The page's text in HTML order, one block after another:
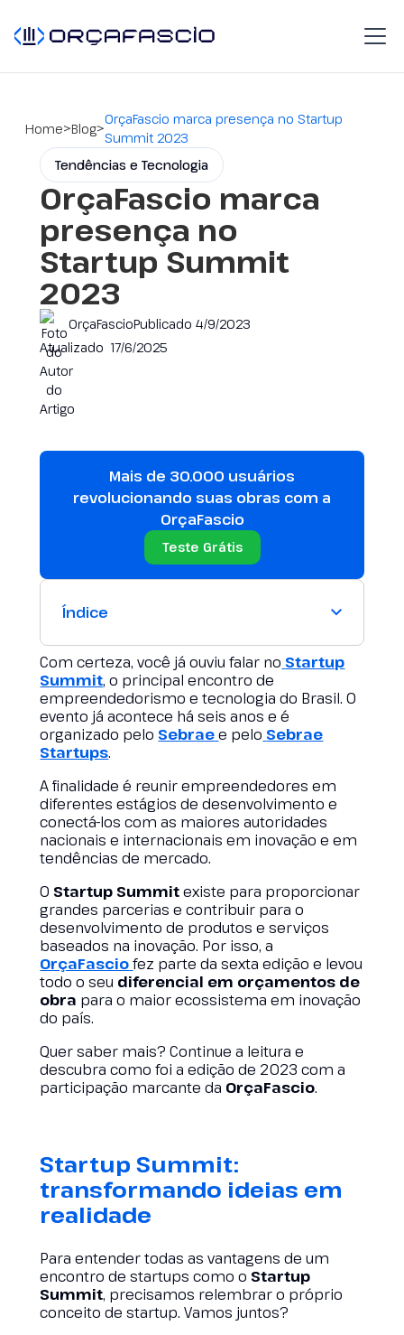
Home>Blog>OrçaFascio marca presença no Startup
Summit 2023
Tendências e Tecnologia
OrçaFascio marca
presença no
Startup Summit
2023
OrçaFascioPublicado4/9/2023
Atualizado17/6/2025
Mais de 30.000 usuários
revolucionando suas obras com a
OrçaFascio
Teste Grátis
Índice
Com certeza, você já ouviu falar no Startup
Summit, o principal encontro de
empreendedorismo e tecnologia do Brasil. O
evento já acontece há seis anos e é
organizado pelo Sebraee pelo Sebrae
Startups.
A finalidade é reunir empreendedores em
diferentes estágios de desenvolvimento e
conectá-los com as maiores autoridades
nacionais e internacionais em inovação e em
tendências de mercado.
O Startup Summitexiste para proporcionar
grandes parcerias e contribuir para o
desenvolvimento de produtos e serviços
baseados na inovação. Por isso, a
OrçaFascio fez parte da sexta edição e levou
todo o seu diferencial em orçamentos de
obra para o maior ecossistema em inovação
do país.
Quer saber mais? Continue a leitura e
descubra como foi a edição de 2023 com a
participação marcante da OrçaFascio.
Startup Summit:
transformando ideias em
realidade
Para entender todas as vantagens de um
encontro de startups como o Startup
Summit, precisamos relembrar o próprio
conceito de startup. Vamos juntos?